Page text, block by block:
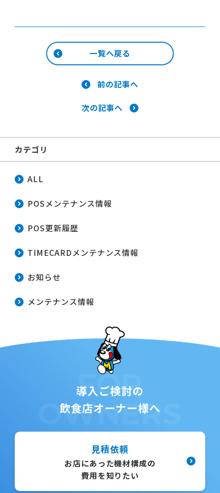
一覧へ戻る
前の記事へ
次の記事へ
カテゴリ
ALL
POSメンテナンス情報
POS更新履歴
TIMECARDメンテナンス情報
お知らせ
メンテナンス情報
導入ご検討の
飲食店オーナー様へ
FOR
OWNERS
見積依頼
お店にあった機材構成の
費用を知りたい